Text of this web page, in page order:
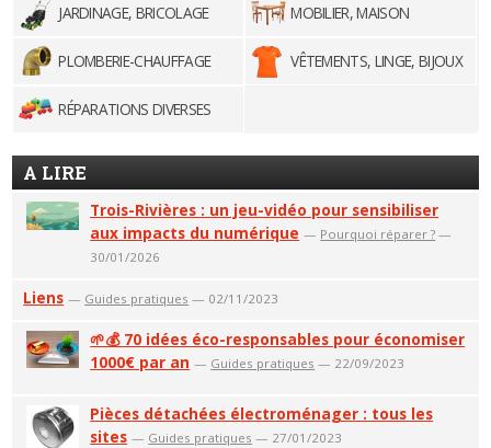
JARDINAGE, BRICOLAGE
MOBILIER, MAISON
PLOMBERIE-CHAUFFAGE VÊTEMENTS, LINGE, BIJOUX
RÉPARATIONS DIVERSES
A LIRE
Trois-Rivières : un jeu-vidéo pour sensibiliser
aux impacts du numérique — Pourquoi réparer ? —
30/01/2026
Liens — Guides pratiques — 02/11/2023
🌱💰 70 idées éco-responsables pour économiser
1000€ par an — Guides pratiques — 22/09/2023
Pièces détachées électroménager : tous les
sites — Guides pratiques — 27/01/2023